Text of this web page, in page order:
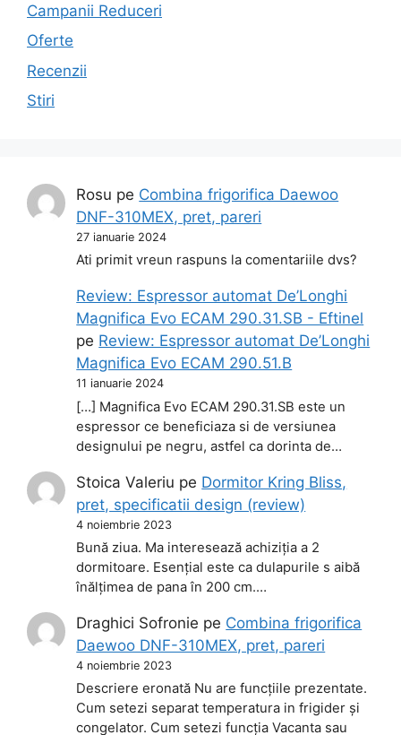
Campanii Reduceri
Oferte
Recenzii
Stiri
Rosu pe Combina frigorifica Daewoo
DNF-310MEX, pret, pareri
27 ianuarie 2024
Ati primit vreun raspuns la comentariile dvs?
Review: Espressor automat De’Longhi
Magnifica Evo ECAM 290.31.SB - Eftinel
pe Review: Espressor automat De’Longhi
Magnifica Evo ECAM 290.51.B
11 ianuarie 2024
[…] Magnifica Evo ECAM 290.31.SB este un
espressor ce beneficiaza si de versiunea
designului pe negru, astfel ca dorinta de…
Stoica Valeriu pe Dormitor Kring Bliss,
pret, specificatii design (review)
4 noiembrie 2023
Bună ziua. Ma interesează achiziția a 2
dormitoare. Esențial este ca dulapurile s aibă
înălțimea de pana în 200 cm.…
Draghici Sofronie pe Combina frigorifica
Daewoo DNF-310MEX, pret, pareri
4 noiembrie 2023
Descriere eronată Nu are funcțiile prezentate.
Cum setezi separat temperatura in frigider și
congelator. Cum setezi funcția Vacanta sau